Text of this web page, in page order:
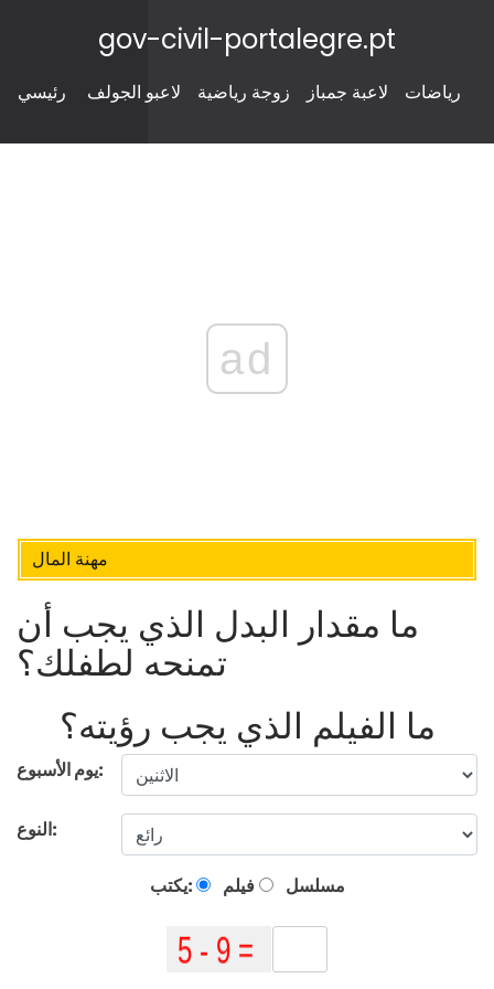
gov-civil-portalegre.pt
رئيسي لاعبو الجولف زوجة رياضية لاعبة جمباز رياضات
ad
مهنة المال
ما مقدار البدل الذي يجب أن
تمنحه لطفلك؟
ما الفيلم الذي يجب رؤيته؟
يوم الأسبوع:
النوع:
يكتب: فيلم مسلسل